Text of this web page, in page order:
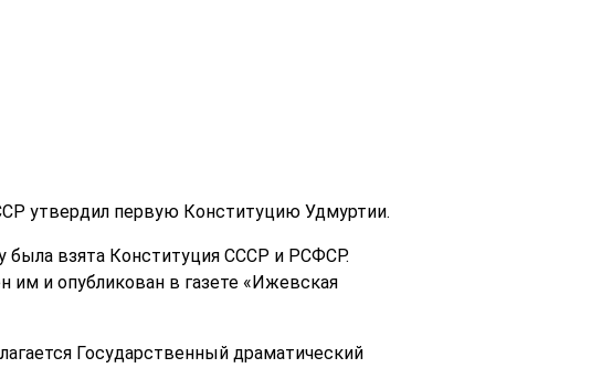
утвердил первую Конституцию Удмуртии.
была взята Конституция СССР и РСФСР.
и опубликован в газете «Ижевская
Государственный драматический